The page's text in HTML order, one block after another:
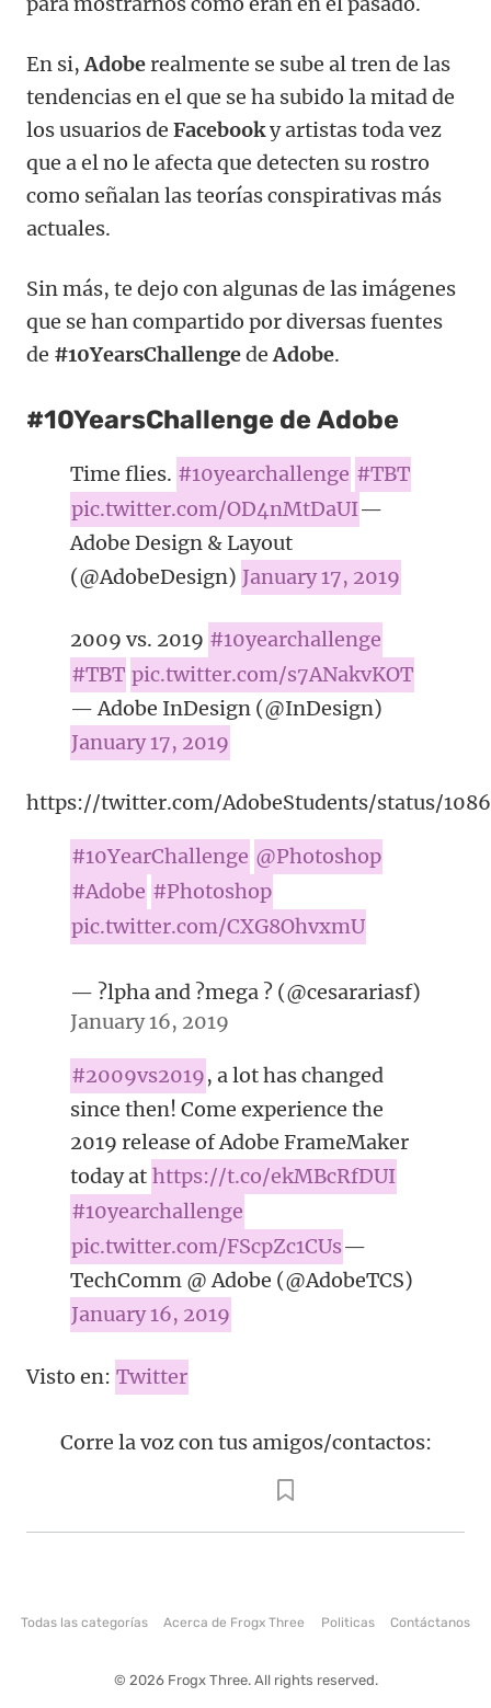
En si,Adoberealmente se sube al tren de las
tendencias en el que se ha subido la mitad de
los usuarios de Facebooky artistas toda vez
que a el no le afecta que detecten su rostro
como señalan las teorías conspirativas más
actuales.
Sin más, te dejo con algunas de las imágenes
que se han compartido por diversas fuentes
de #10YearsChallengedeAdobe.
#10YearsChallenge de Adobe
Time flies. #10yearchallenge #TBT
pic.twitter.com/OD4nMtDaUI—
Adobe Design & Layout
(@AdobeDesign) January 17, 2019
2009 vs. 2019 #10yearchallenge
#TBT pic.twitter.com/s7ANakvKOT
— Adobe InDesign (@InDesign)
January 17, 2019
https://twitter.com/AdobeStudents/status/
#10YearChallenge @Photoshop
#Adobe #Photoshop
pic.twitter.com/CXG8OhvxmU
— ?lpha and ?mega ? (@cesarariasf)
January 16, 2019
#2009vs2019, a lot has changed
since then! Come experience the
2019 release of Adobe FrameMaker
today at https://t.co/ekMBcRfDUI
#10yearchallenge
pic.twitter.com/FScpZc1CUs—
TechComm @ Adobe (@AdobeTCS)
January 16, 2019
Visto en: Twitter
Corre la voz con tus amigos/contactos:
Todas las categorías Acerca de Frogx Three Politicas Contáctanos
© 2026 Frogx Three. All rights reserved.